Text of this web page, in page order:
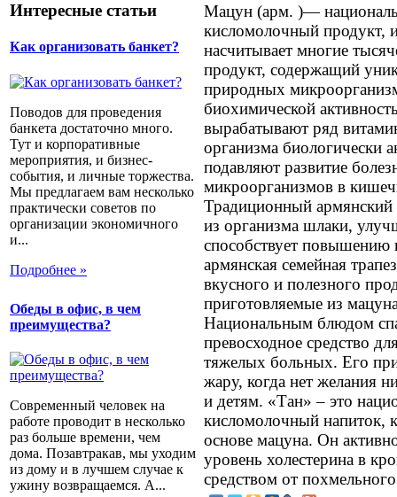
Интересные статьи
Как организовать банкет?
Поводов для проведения
банкета достаточно много.
Тут и корпоративные
мероприятия, и бизнес-
события, и личные торжества.
Мы предлагаем вам несколько
практически советов по
организации экономичного
и...
Подробнее »
Обеды в офис, в чем
преимущества?
Современный человек на
работе проводит в несколько
раз больше времени, чем
дома. Позавтракав, мы уходим
из дому и в лучшем случае к
ужину возвращаемся. А...
Мацун (арм. )—
кисломолочный продукт,
насчитывает многие
продукт, содержащий
природных
биохимической
вырабатывают ряд
организма биологически
подавляют развитие
микроорганизмов в
Традиционный армянский
из организма шлаки,
способствует
армянская семейная
вкусного и полезного
приготовляемые из
Национальным блюдом
превосходное средство
тяжелых больных. Его
жару, когда нет желания
и детям. «Тан» – это
кисломолочный напиток,
основе мацуна. Он
уровень холестерина в
средством от